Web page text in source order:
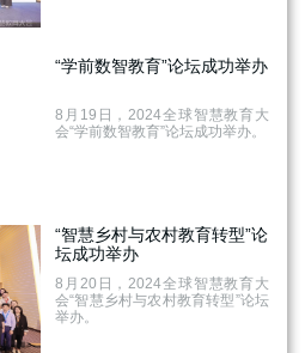
“学前数智教育”论坛成功举办
8月19日，2024全球智慧教育大
会“学前数智教育”论坛成功举办。
“智慧乡村与农村教育转型”论
坛成功举办
8月20日，2024全球智慧教育大
会“智慧乡村与农村教育转型”论坛
举办。